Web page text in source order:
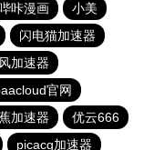
咔漫画
小美
闪电猫加速器
加速器
官网
加速器
优云666
picacg加速器